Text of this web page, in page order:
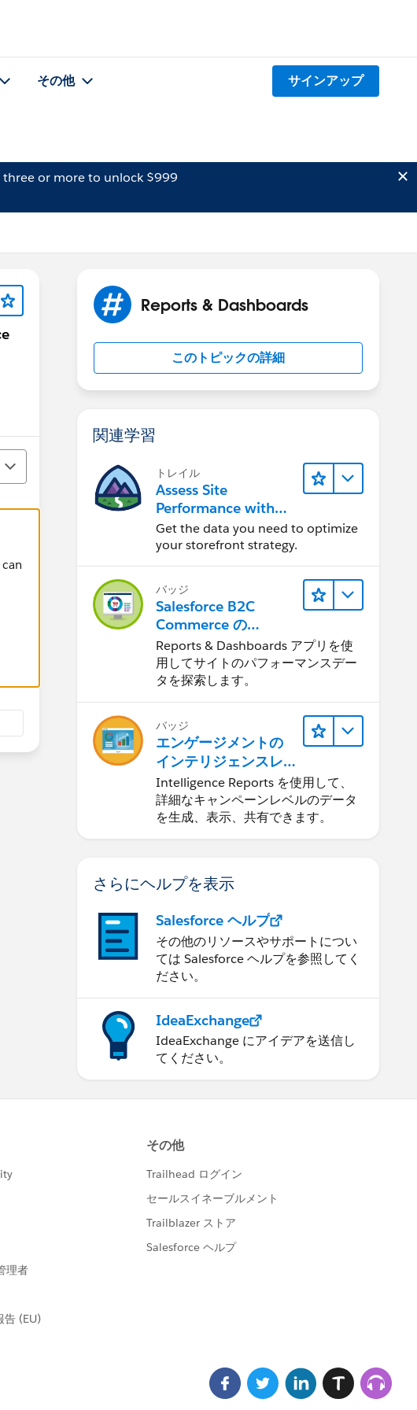
その他 サインアップ
three or more to unlock $999
Reports & Dashboards
このトピックの詳細
関連学習
トレイル
Assess Site
Performance with
B2C Commerce
Reports &
Dashboards
Get the data you need to optimize
your storefront strategy.
バッジ
Salesforce B2C
Commerce の
Reports &
Dashboards
Reports & Dashboards アプリを使
用してサイトのパフォーマンスデー
タを探索します。
バッジ
エンゲージメントの
インテリジェンスレ
ポート
Intelligence Reports を使用して、
詳細なキャンペーンレベルのデータ
を生成、表示、共有できます。
さらにヘルプを表示
Salesforce ヘルプ
その他のリソースやサポートについ
ては Salesforce ヘルプを参照してく
ださい。
IdeaExchange
IdeaExchange にアイデアを送信し
てください。